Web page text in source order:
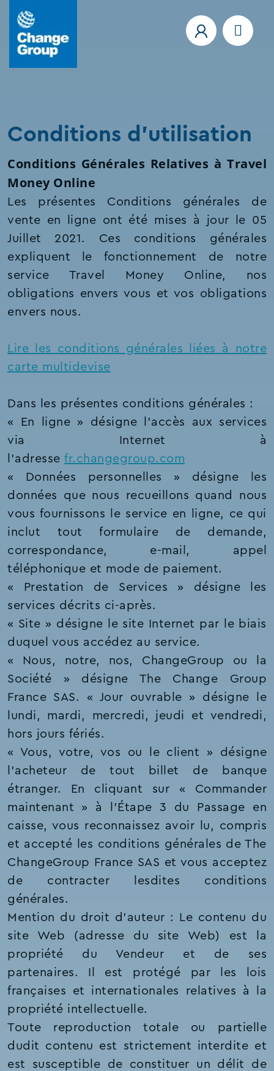
Conditions d'utilisation
Conditions Générales Relatives à Travel
Money Online
Les présentes Conditions générales de
vente en ligne ont été mises à jour le 05
Juillet 2021. Ces conditions générales
expliquent le fonctionnement de notre
service Travel Money Online, nos
obligations envers vous et vos obligations
envers nous.
Lire les conditions générales liées à notre
carte multidevise
Dans les présentes conditions générales :
« En ligne » désigne l’accès aux services
via Internet à
l’adresse fr.changegroup.com
« Données personnelles » désigne les
données que nous recueillons quand nous
vous fournissons le service en ligne, ce qui
inclut tout formulaire de demande,
correspondance, e-mail, appel
téléphonique et mode de paiement.
« Prestation de Services » désigne les
services décrits ci-après.
« Site » désigne le site Internet par le biais
duquel vous accédez au service.
« Nous, notre, nos, ChangeGroup ou la
Société » désigne The Change Group
France SAS. « Jour ouvrable » désigne le
lundi, mardi, mercredi, jeudi et vendredi,
hors jours fériés.
« Vous, votre, vos ou le client » désigne
l’acheteur de tout billet de banque
étranger. En cliquant sur « Commander
maintenant » à l’Étape 3 du Passage en
caisse, vous reconnaissez avoir lu, compris
et accepté les conditions générales de The
ChangeGroup France SAS et vous acceptez
de contracter lesdites conditions
générales.
Mention du droit d'auteur : Le contenu du
site Web (adresse du site Web) est la
propriété du Vendeur et de ses
partenaires. Il est protégé par les lois
françaises et internationales relatives à la
propriété intellectuelle.
Toute reproduction totale ou partielle
dudit contenu est strictement interdite et
est susceptible de constituer un délit de